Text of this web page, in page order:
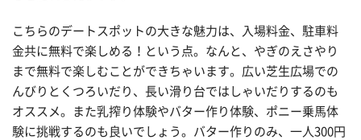
こちらのデートスポットの大きな魅力は、入場料金、駐車料
金共に無料で楽しめる！という点。なんと、やぎのえさやり
まで無料で楽しむことができちゃいます。広い芝生広場での
んびりとくつろいだり、長い滑り台ではしゃいだりするのも
オススメ。また乳搾り体験やバター作り体験、ポニー乗馬体
験に挑戦するのも良いでしょう。バター作りのみ、一人300円